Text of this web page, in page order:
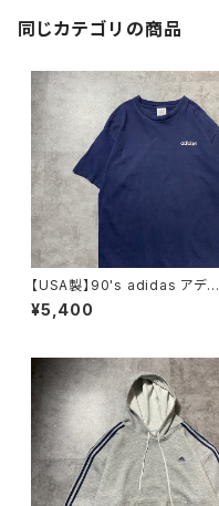
同じカテゴリの商品
【USA製】90's adidas アディ
ダス 刺繍ワンポイント ネイ
ビー ヘビーオンス Tシャツ
¥5,400